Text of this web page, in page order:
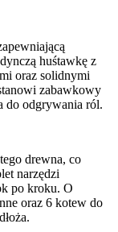
huśtawkę z
oraz solidnymi
zabawkowy
do odgrywania ról.
drewna, co
narzędzi
po kroku. O
oraz 6 kotew do